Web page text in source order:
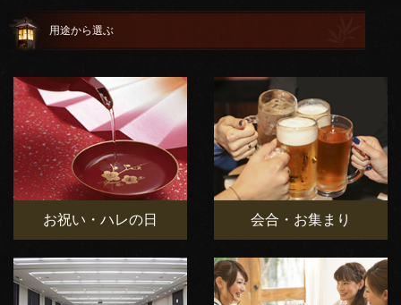
用途から選ぶ
お祝い・ハレの日 会合・お集まり